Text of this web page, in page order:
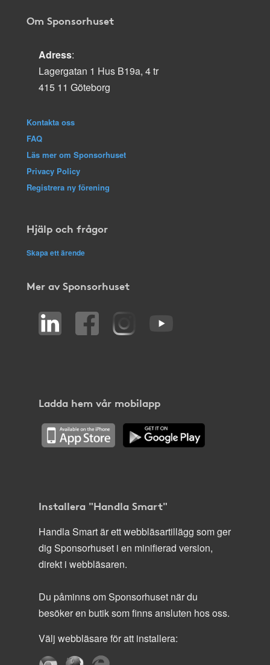
Om Sponsorhuset
Adress:
Lagergatan 1 Hus B19a, 4 tr
415 11 Göteborg
Kontakta oss
FAQ
Läs mer om Sponsorhuset
Privacy Policy
Registrera ny förening
Hjälp och frågor
Skapa ett ärende
Mer av Sponsorhuset
Ladda hem vår mobilapp
Installera "Handla Smart"
Handla Smart är ett webbläsartillägg som ger
dig Sponsorhuset i en minifierad version,
direkt i webbläsaren.
Du påminns om Sponsorhuset när du
besöker en butik som finns ansluten hos oss.
Välj webbläsare för att installera: